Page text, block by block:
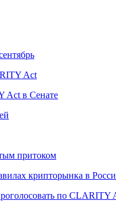
Act
Act в Сенате
притоком
крипторынка в
по CLARITY